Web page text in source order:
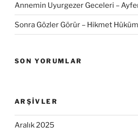
Annemin Uyurgezer Geceleri –
Sonra Gözler Görür – Hikmet
SON YORUMLAR
ARŞIVLER
Aralık 2025